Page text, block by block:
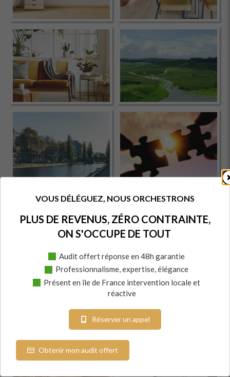
audit - formulaire
VOUS DÉLÉGUEZ, NOUS ORCHESTRONS
PLUS DE REVENUS, ZÉRO CONTRAINTE,
ON S'OCCUPE DE TOUT
Audit offert réponse en 48h garantie
Professionnalisme, expertise, élégance
Présent en île de France intervention locale et
réactive
Réserver un appel
Obtenir mon audit offert